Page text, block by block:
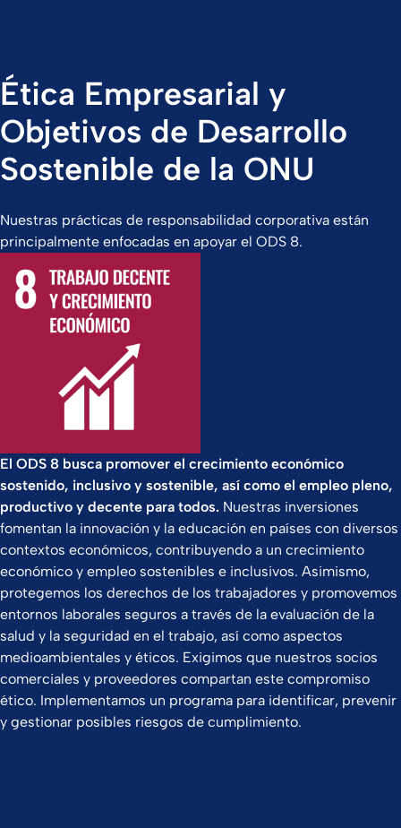
Ética Empresarial y
Objetivos de Desarrollo
Sostenible de la ONU
Nuestras prácticas de responsabilidad corporativa están
principalmente enfocadas en apoyar el ODS 8.
El ODS 8 busca promover el crecimiento económico
sostenido, inclusivo y sostenible, así como el empleo pleno,
productivo y decente para todos. Nuestras inversiones
fomentan la innovación y la educación en países con diversos
contextos económicos, contribuyendo a un crecimiento
económico y empleo sostenibles e inclusivos. Asimismo,
protegemos los derechos de los trabajadores y promovemos
entornos laborales seguros a través de la evaluación de la
salud y la seguridad en el trabajo, así como aspectos
medioambientales y éticos. Exigimos que nuestros socios
comerciales y proveedores compartan este compromiso
ético. Implementamos un programa para identificar, prevenir
y gestionar posibles riesgos de cumplimiento.